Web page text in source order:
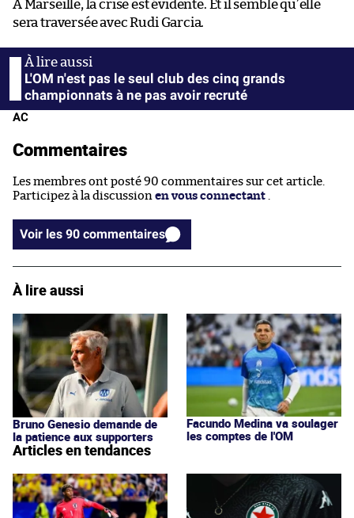
À Marseille, la crise est évidente. Et il semble qu’elle
sera traversée avec Rudi Garcia.
L'OM n'est pas le seul club des cinq grands
championnats à ne pas avoir recruté
AC
Commentaires
Les membres ont posté 90 commentaires sur cet article.
Participez à la discussion en vous connectant .
Voir les 90 commentaires
À lire aussi
Bruno Genesio demande de
la patience aux supporters
Facundo Medina va soulager
les comptes de l'OM
Articles en tendances